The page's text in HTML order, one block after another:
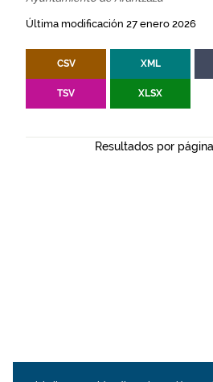
Última modificación 27 enero 2026
CSV XML
TSV XLSX
Resultados por página